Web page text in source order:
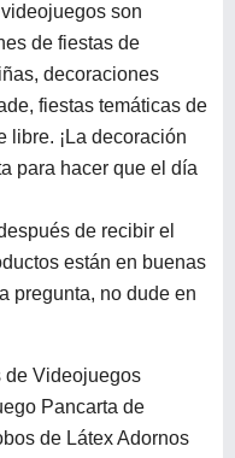
son
de fiestas de
decoraciones
fiestas temáticas de
libre. ¡La decoración
para hacer que el día
de recibir el
están en buenas
pregunta, no dude en
de Videojuegos
Pancarta de
de Látex Adornos